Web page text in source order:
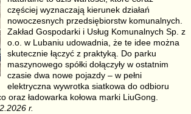
częściej wyznaczają kierunek działań
nowoczesnych przedsiębiorstw komunalnych.
Zakład Gospodarki i Usług Komunalnych Sp. z
o.o. w Lubaniu udowadnia, że te idee można
skutecznie łączyć z praktyką. Do parku
maszynowego spółki dołączyły w ostatnim
czasie dwa nowe pojazdy – w pełni
elektryczna wywrotka siatkowa do odbioru
oraz ładowarka kołowa marki LiuGong.
r.